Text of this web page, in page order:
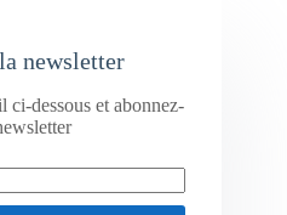
newsletter
ci-dessous et abonnez-